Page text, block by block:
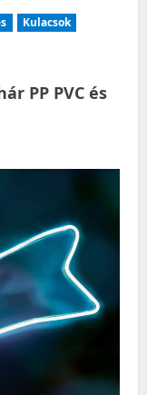
Kulacsok
PP PVC és